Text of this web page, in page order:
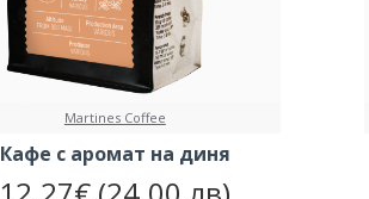
Martines Coffee
Кафе с аромат на диня